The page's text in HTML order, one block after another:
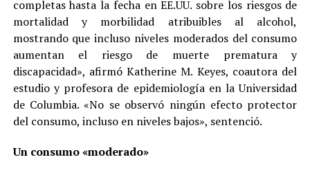
completas hasta la fecha en EE.UU. sobre los riesgos de
mortalidad y morbilidad atribuibles al alcohol,
mostrando que incluso niveles moderados del consumo
aumentan el riesgo de muerte prematura y
discapacidad», afirmó Katherine M. Keyes, coautora del
estudio y profesora de epidemiología en la Universidad
de Columbia. «No se observó ningún efecto protector
del consumo, incluso en niveles bajos», sentenció.
Un consumo «moderado»